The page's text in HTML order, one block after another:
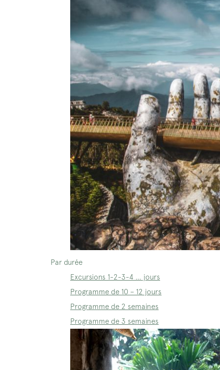
Par durée
Excursions 1-2-3-4 … jours
Programme de 10 – 12 jours
Programme de 2 semaines
Programme de 3 semaines